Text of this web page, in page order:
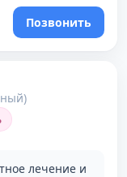
Позвонить
лечение и